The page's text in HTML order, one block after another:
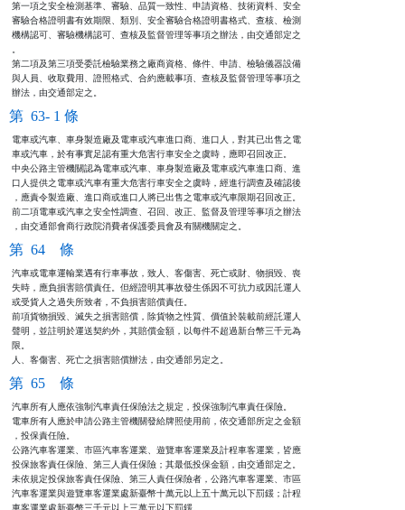
第一項之安全檢測基準、審驗、品質一致性、申請資格、技術資料、安全
審驗合格證明書有效期限、類別、安全審驗合格證明書格式、查核、檢測
機構認可、審驗機構認可、查核及監督管理等事項之辦法，由交通部定之
。
第二項及第三項受委託檢驗業務之廠商資格、條件、申請、檢驗儀器設備
與人員、收取費用、證照格式、合約應載事項、查核及監督管理等事項之
辦法，由交通部定之。
第 63- 1 條
電車或汽車、車身製造廠及電車或汽車進口商、進口人，對其已出售之電
車或汽車，於有事實足認有重大危害行車安全之虞時，應即召回改正。
中央公路主管機關認為電車或汽車、車身製造廠及電車或汽車進口商、進
口人提供之電車或汽車有重大危害行車安全之虞時，經進行調查及確認後
，應責令製造廠、進口商或進口人將已出售之電車或汽車限期召回改正。
前二項電車或汽車之安全性調查、召回、改正、監督及管理等事項之辦法
，由交通部會商行政院消費者保護委員會及有關機關定之。
第 64 條
汽車或電車運輸業遇有行車事故，致人、客傷害、死亡或財、物損毀、喪
失時，應負損害賠償責任。但經證明其事故發生係因不可抗力或因託運人
或受貨人之過失所致者，不負損害賠償責任。
前項貨物損毀、滅失之損害賠償，除貨物之性質、價值於裝載前經託運人
聲明，並註明於運送契約外，其賠償金額，以每件不超過新台幣三千元為
限。
人、客傷害、死亡之損害賠償辦法，由交通部另定之。
第 65 條
汽車所有人應依強制汽車責任保險法之規定，投保強制汽車責任保險。
電車所有人應於申請公路主管機關發給牌照使用前，依交通部所定之金額
，投保責任險。
公路汽車客運業、市區汽車客運業、遊覽車客運業及計程車客運業，皆應
投保旅客責任保險、第三人責任保險；其最低投保金額，由交通部定之。
未依規定投保旅客責任保險、第三人責任保險者，公路汽車客運業、市區
汽車客運業與遊覽車客運業處新臺幣十萬元以上五十萬元以下罰鍰；計程